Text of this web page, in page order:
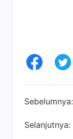
bahkan
tugas
Sebelumnya:
Selanjutnya: